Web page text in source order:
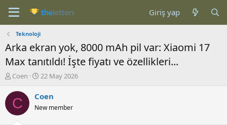
Giriş yap
Teknoloji
Arka ekran yok, 8000 mAh pil var: Xiaomi 17
Max tanıtıldı! İşte fiyatı ve özellikleri...
K
n
b
u
Coen
B
ş
a
22 May 2026
C Coen
New member